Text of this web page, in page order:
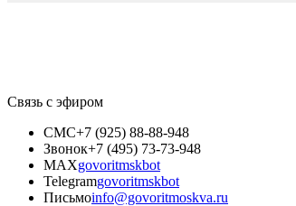
Связь с эфиром
СМС+7 (925) 88-88-948
Звонок+7 (495) 73-73-948
MAXgovoritmskbot
Telegramgovoritmskbot
Письмоinfo@govoritmoskva.ru